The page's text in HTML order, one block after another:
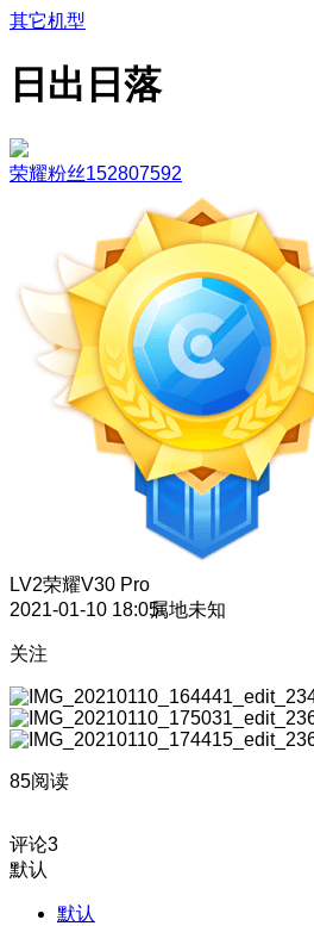
其它机型
日出日落
荣耀粉丝152807592
LV2荣耀V30 Pro
2021-01-10 18:05属地未知
关注
85阅读
评论3
默认
默认